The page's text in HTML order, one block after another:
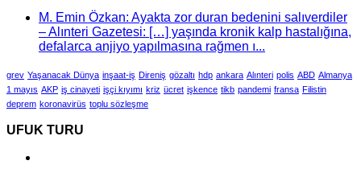
M. Emin Özkan: Ayakta zor duran bedenini salıverdiler
– Alınteri Gazetesi: […] yaşında kronik kalp hastalığına,
defalarca anjiyo yapılmasına rağmen ı...
grev Yaşanacak Dünya inşaat-iş Direniş gözaltı hdp ankara Alınteri polis ABD Almanya
1 mayıs AKP iş cinayeti işçi kıyımı kriz ücret işkence tikb pandemi fransa Filistin
deprem koronavirüs toplu sözleşme
UFUK TURU